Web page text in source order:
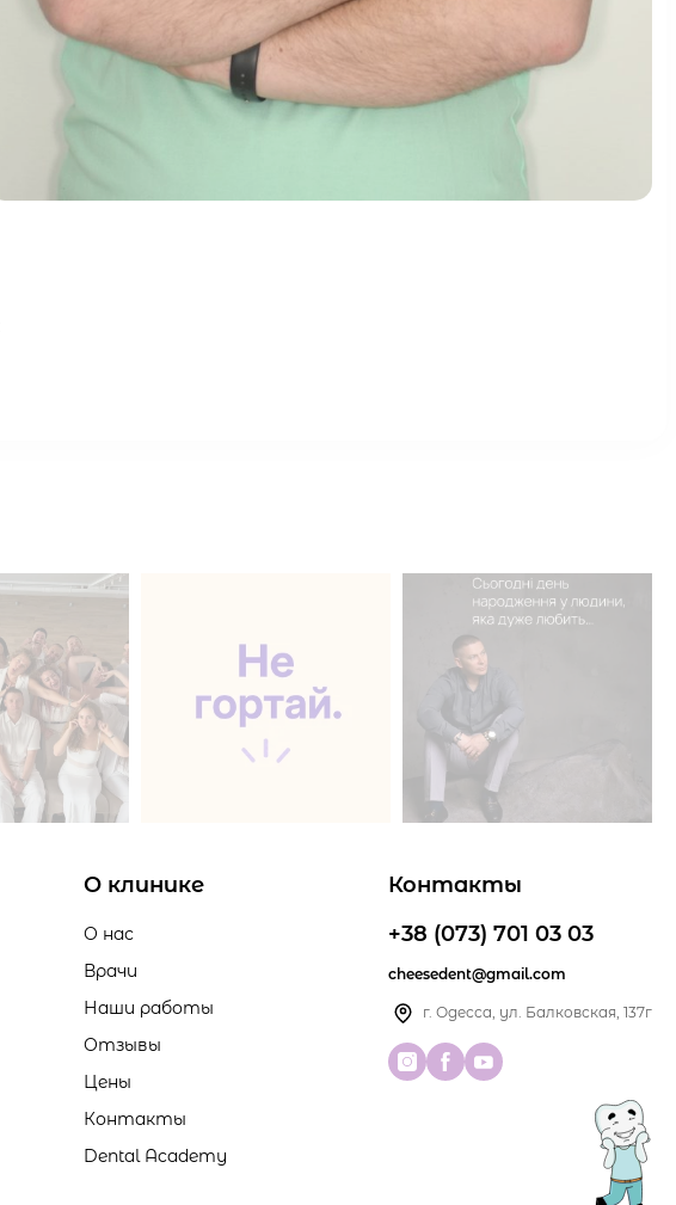
О клинике
О нас
Врачи
Наши работы
Отзывы
Цены
Контакты
Dental Academy
Контакты
+38 (073) 701 03 03
cheesedent@gmail.com
г. Одесса, ул. Балковская, 137г